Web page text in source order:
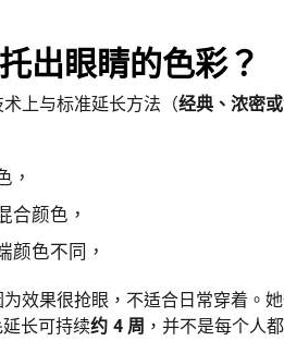
出眼睛的色彩？
上与标准延长方法（经典、浓密
，
合颜色，
颜色不同，
效果很抢眼，不适合日常穿着。
延长可持续约 4 周 ，并不是每个人